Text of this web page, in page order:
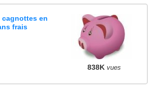
cagnottes en
frais
838K vues